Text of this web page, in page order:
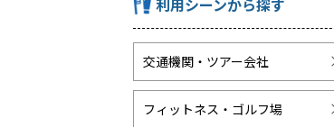
交通機関・ツアー会社
フィットネス・ゴルフ場